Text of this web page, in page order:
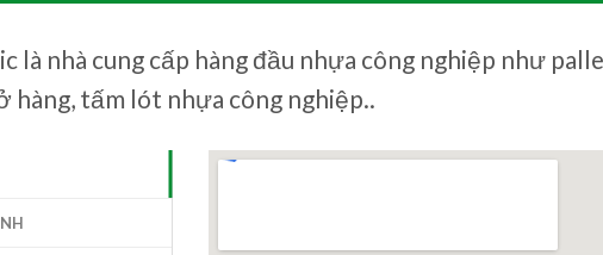
là nhà cung cấp hàng đầu nhựa công nghiệp như
hàng, tấm lót nhựa công nghiệp..